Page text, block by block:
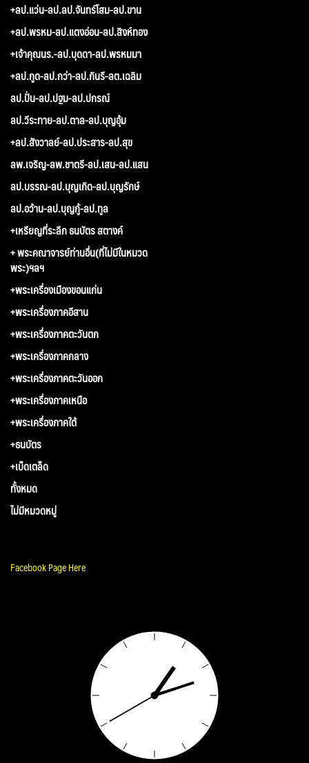
+ลป.แว่น-ลป.ลป.จันทร์โสม-ลป.ขาน
+ลป.พรหม-ลป.แตงอ่อน-ลป.สิงห์ทอง
+เจ้าคุณนร.-ลป.บุดดา-ลป.พรหมมา
+ลป.กูด-ลป.กว่า-ลป.กินรี-ลต.เฉลิม
ลป.ปั่น-ลป.ปฐม-ลป.ปกรณ์
ลป.วีระทาย-ลป.ตาล-ลป.บุญอุ้ม
+ลป.สังวาลย์-ลป.ประสาร-ลป.สุข
ลพ.เจริญ-ลพ.ชาตรี-ลป.เสน-ลป.แสน
ลป.บรรณ-ลป.บุญเกิด-ลป.บุญรักษ์
ลป.อว้าน-ลป.บุญกู้-ลป.ทูล
+เหรียญที่ระลึก ธนบัตร สตางค์
+ พระคณาจารย์ท่านอื่น(ที่ไม่มีในหมวด
พระ)ฯลฯ
+พระเครื่องเมืองขอนแก่น
+พระเครื่องภาคอีสาน
+พระเครื่องภาคตะวันตก
+พระเครื่องภาคกลาง
+พระเครื่องภาคตะวันออก
+พระเครื่องภาคเหนือ
+พระเครื่องภาคใต้
+ธนบัตร
+เบ็ดเตล็ด
ทั้งหมด
ไม่มีหมวดหมู่
Facebook Page Here